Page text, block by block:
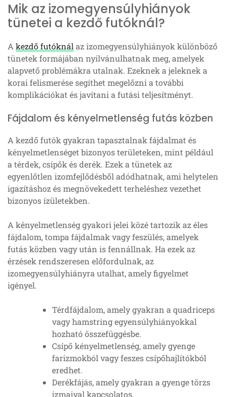
Mik az izomegyensúlyhiányok
tünetei a kezdő futóknál?
Akezdő futóknálaz izomegyensúlyhiányok különböző
tünetek formájában nyilvánulhatnak meg, amelyek
alapvető problémákra utalnak. Ezeknek a jeleknek a
korai felismerése segíthet megelőzni a további
komplikációkat és javítani a futási teljesítményt.
Fájdalom és kényelmetlenség futás közben
A kezdő futók gyakran tapasztalnak fájdalmat és
kényelmetlenséget bizonyos területeken, mint például
a térdek, csípők és derék. Ezek a tünetek az
egyenlőtlen izomfejlődésből adódhatnak, ami helytelen
igazításhoz és megnövekedett terheléshez vezethet
bizonyos ízületekben.
A kényelmetlenség gyakori jelei közé tartozik az éles
fájdalom, tompa fájdalmak vagy feszülés, amelyek
futás közben vagy után is fennállnak. Ha ezek az
érzések rendszeresen előfordulnak, az
izomegyensúlyhiányra utalhat, amely figyelmet
igényel.
Térdfájdalom, amely gyakran a quadriceps
vagy hamstring egyensúlyhiányokkal
hozható összefüggésbe.
Csípő kényelmetlenség, amely gyenge
farizmokból vagy feszes csípőhajlítókból
eredhet.
Derékfájás, amely gyakran a gyenge törzs
izmaival kapcsolatos.